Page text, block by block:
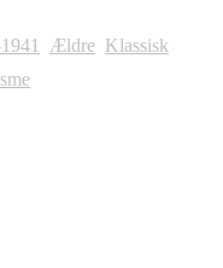
Ældre Klassisk